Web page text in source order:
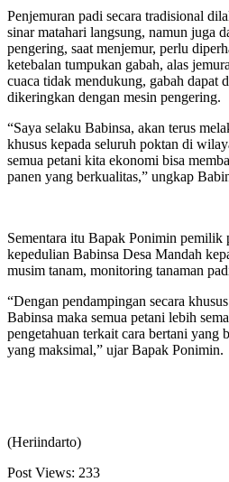
Penjemuran padi secara tradisional
sinar matahari langsung, namun juga
pengering, saat menjemur, perlu
ketebalan tumpukan gabah, alas
cuaca tidak mendukung, gabah dapat
dikeringkan dengan mesin pengering.
“Saya selaku Babinsa, akan terus
khusus kepada seluruh poktan di
semua petani kita ekonomi bisa
panen yang berkualitas,” ungkap
Sementara itu Bapak Ponimin pemilik
kepedulian Babinsa Desa Mandah
musim tanam, monitoring tanaman
“Dengan pendampingan secara
Babinsa maka semua petani lebih
pengetahuan terkait cara bertani yang
yang maksimal,” ujar Bapak Ponimin.
(Heriindarto)
Post Views: 233